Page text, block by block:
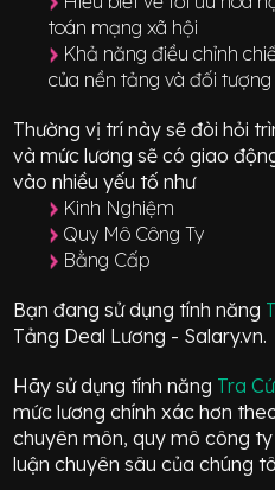
toán mạng xã hội
Khả năng điều chỉnh
của nền tảng và đối
Thường vị trí này sẽ đòi hỏi
và mức lương sẽ có giao
vào nhiều yếu tố như
Kinh Nghiệm
Quy Mô Công Ty
Bằng Cấp
Bạn đang sử dụng tính năng
Tảng Deal Lương - Salary.vn.
Hãy sử dụng tính năng Tra
mức lương chính xác hơn
chuyên môn, quy mô công
luận chuyên sâu của chúng